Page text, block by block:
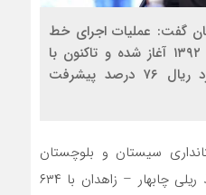
گفت: عملیات اجرای خط
ریلی چابهار زاهدان از سال ۱۳۹۲ آغاز شده و تاکنون با
هزینه کرد ۱۷۰ هزار میلیارد ریال ۷۶ درصد پیشرفت
سیستان و بلوچستان
منصور بیجار اظهارداشت: خط ریلی چابهار – زاهدان با ۶۳۴